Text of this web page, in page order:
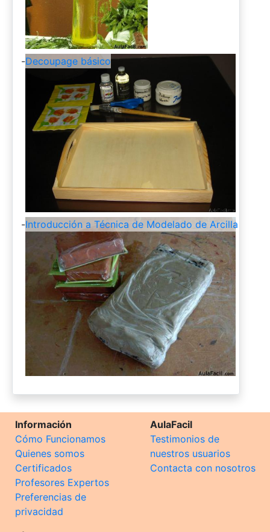
-Decoupage básico
-Introducción a Técnica de Modelado de Arcilla
Información
Cómo Funcionamos
Quienes somos
Certificados
Profesores Expertos
Preferencias de
privacidad
AulaFacil
Testimonios de
nuestros usuarios
Contacta con nosotros